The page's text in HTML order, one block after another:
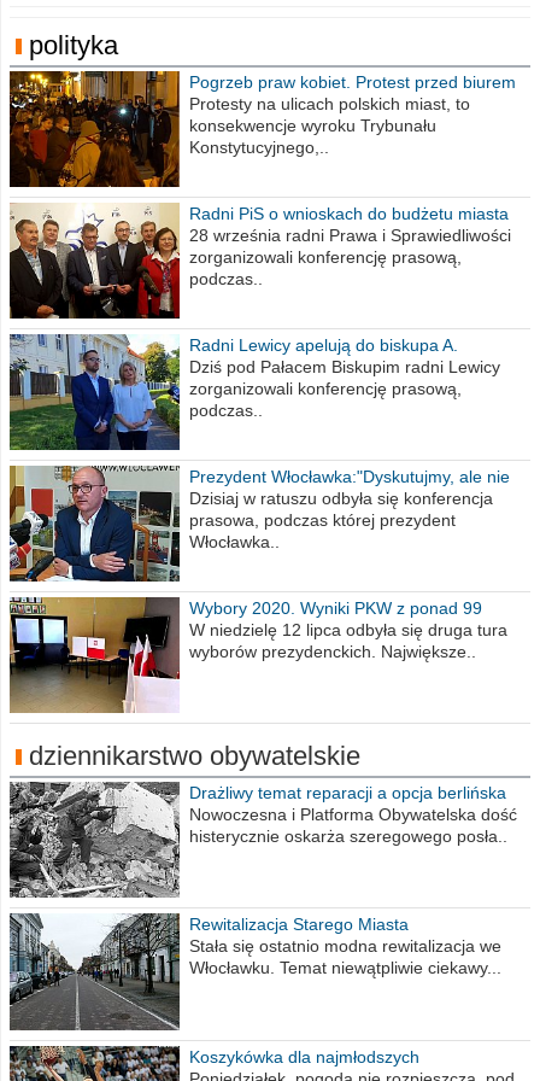
polityka
Pogrzeb praw kobiet. Protest przed biurem
poselskim PiS
Protesty na ulicach polskich miast, to
konsekwencje wyroku Trybunału
Konstytucyjnego,..
Radni PiS o wnioskach do budżetu miasta
na 2021 rok
28 września radni Prawa i Sprawiedliwości
zorganizowali konferencję prasową,
podczas..
Radni Lewicy apelują do biskupa A.
Wiesława Meringa
Dziś pod Pałacem Biskupim radni Lewicy
zorganizowali konferencję prasową,
podczas..
Prezydent Włocławka:"Dyskutujmy, ale nie
obrażajmy się”
Dzisiaj w ratuszu odbyła się konferencja
prasowa, podczas której prezydent
Włocławka..
Wybory 2020. Wyniki PKW z ponad 99
procent obwodów
W niedzielę 12 lipca odbyła się druga tura
wyborów prezydenckich. Największe..
dziennikarstwo obywatelskie
Drażliwy temat reparacji a opcja berlińska
Nowoczesna i Platforma Obywatelska dość
histerycznie oskarża szeregowego posła..
Rewitalizacja Starego Miasta
Stała się ostatnio modna rewitalizacja we
Włocławku. Temat niewątpliwie ciekawy...
Koszykówka dla najmłodszych